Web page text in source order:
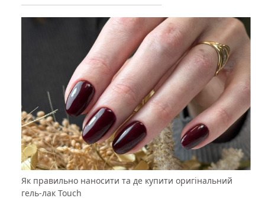
Як правильно наносити та де купити оригінальний
гель-лак Touch